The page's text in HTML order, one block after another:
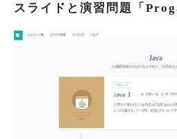
スライドと演習問題「